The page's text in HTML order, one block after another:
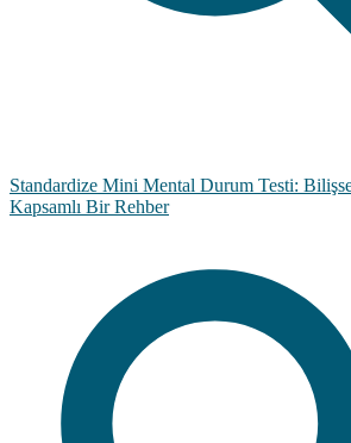
Standardize Mini Mental Durum Testi:
Kapsamlı Bir Rehber